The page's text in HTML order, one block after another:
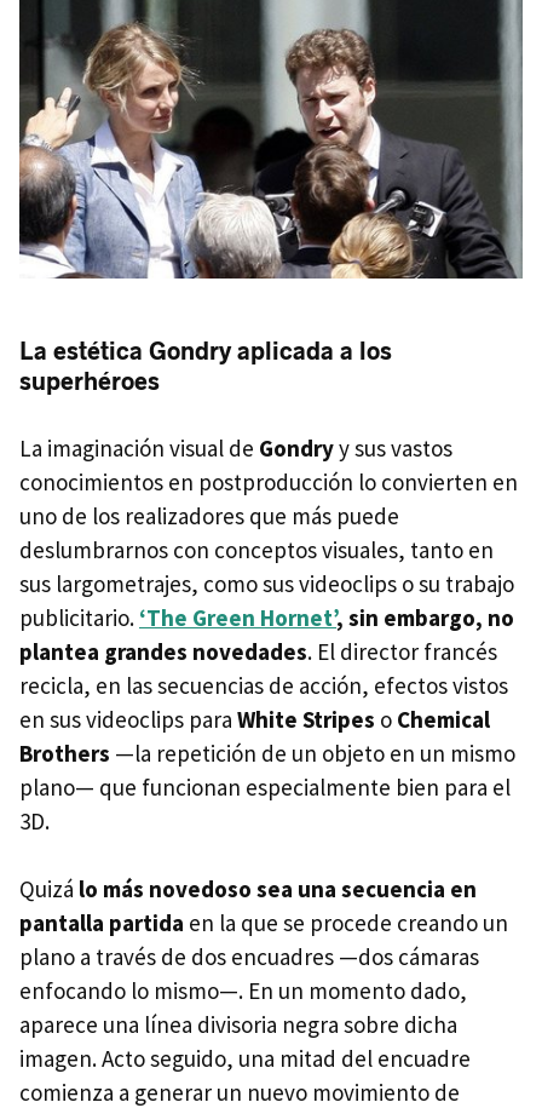
La estética Gondry aplicada a los
superhéroes
La imaginación visual de Gondryy sus vastos
conocimientos en postproducción lo convierten en
uno de los realizadores que más puede
deslumbrarnos con conceptos visuales, tanto en
sus largometrajes, como sus videoclips o su trabajo
publicitario. ‘The Green Hornet’, sin embargo, no
plantea grandes novedades. El director francés
recicla, en las secuencias de acción, efectos vistos
en sus videoclips para White Stripes o Chemical
Brothers —la repetición de un objeto en un mismo
plano— que funcionan especialmente bien para el
3D.
Quizá lo más novedoso sea una secuencia en
pantalla partida en la que se procede creando un
plano a través de dos encuadres —dos cámaras
enfocando lo mismo—. En un momento dado,
aparece una línea divisoria negra sobre dicha
imagen. Acto seguido, una mitad del encuadre
comienza a generar un nuevo movimiento de